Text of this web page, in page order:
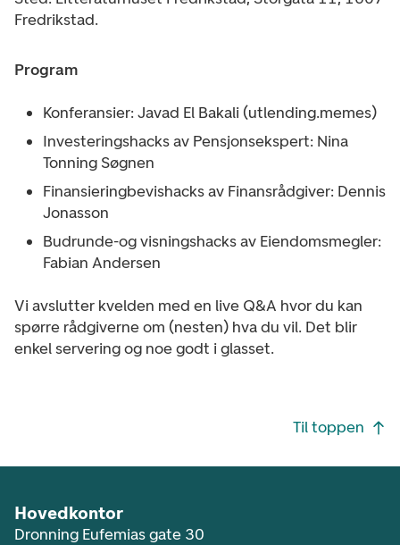
Fredrikstad.
Program
Konferansier: Javad El Bakali (utlending.memes)
Investeringshacks av Pensjonsekspert: Nina
Tonning Søgnen
Finansieringbevishacks av Finansrådgiver: Dennis
Jonasson
Budrunde-og visningshacks av Eiendomsmegler:
Fabian Andersen
Vi avslutter kvelden med en live Q&A hvor du kan
spørre rådgiverne om (nesten) hva du vil. Det blir
enkel servering og noe godt i glasset.
Til toppen
Hovedkontor
Dronning Eufemias gate 30